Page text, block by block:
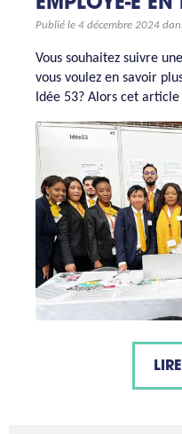
EMPLOYÉ-E EN
Publié le 4 décembre 2024
Vous souhaitez suivre
vous voulez en savoir
Idée 53? Alors cet